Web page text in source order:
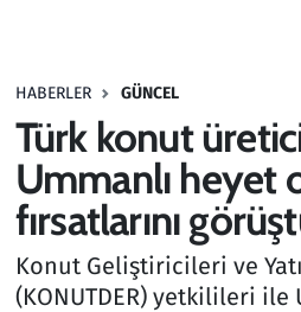
HABERLER GÜNCEL
Türk konut
Ummanlı heyet
fırsatlarını
Konut Geliştiricileri ve
(KONUTDER) yetkilileri ile
Haber
Kültür Sanat
Kurumsal Haberler
Lezzet Durağı